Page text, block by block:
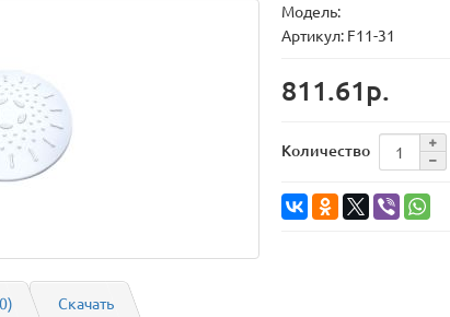
Модель:
Артикул: F11-31
811.61р.
Количество
Скачать